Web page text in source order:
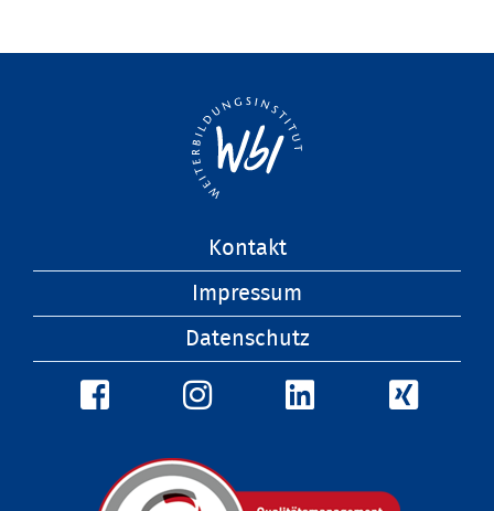
Kontakt
Impressum
Datenschutz